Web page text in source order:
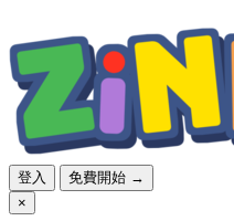
登入
免費開始 →
×